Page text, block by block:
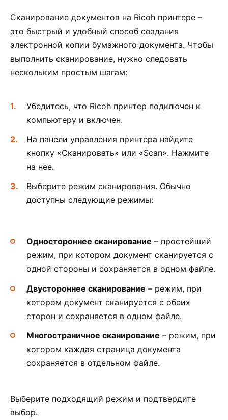
Сканирование документов на Ricoh принтере –
это быстрый и удобный способ создания
электронной копии бумажного документа. Чтобы
выполнить сканирование, нужно следовать
нескольким простым шагам:
Убедитесь, что Ricoh принтер подключен к
компьютеру и включен.
На панели управления принтера найдите
кнопку «Сканировать» или «Scan». Нажмите
на нее.
Выберите режим сканирования. Обычно
доступны следующие режимы:
Одностороннее сканирование – простейший
режим, при котором документ сканируется с
одной стороны и сохраняется в одном файле.
Двустороннее сканирование – режим, при
котором документ сканируется с обеих
сторон и сохраняется в одном файле.
Многостраничное сканирование – режим, при
котором каждая страница документа
сохраняется в отдельном файле.
Выберите подходящий режим и подтвердите
выбор.